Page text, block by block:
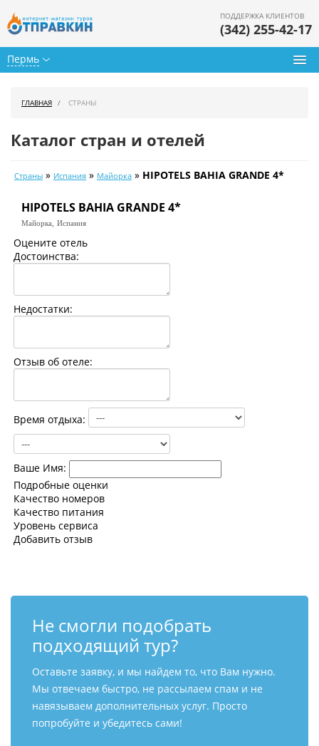
Пермь
ПОДДЕРЖКА КЛИЕНТОВ
(342) 255-42-17
Календарь туров
Цены дня
Страны
ГЛАВНАЯ СТРАНЫ
Каталог стран и отелей
Страны » Испания » Майорка » HIPOTELS BAHIA GRANDE 4*
HIPOTELS BAHIA GRANDE 4*
Майорка, Испания
Оцените отель
Достоинства:
Недостатки:
Отзыв об отеле:
Время отдыха:
Ваше Имя:
Подробные оценки
Качество номеров
Качество питания
Уровень сервиса
Добавить отзыв
Не смогли подобрать
подходящий тур?
Оставьте заявку, и мы найдем то, что Вам нужно.
Мы отвечаем быстро, не рассылаем спам и не
навязываем дополнительных услуг. Просто
попробуйте и убедитесь сами!